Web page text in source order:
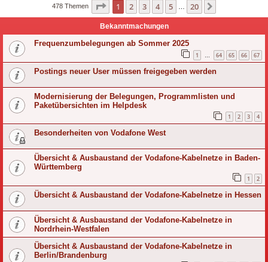
478 Themen Seite 1von 20
1 2 3 4 5 20
Bekanntmachungen
Frequenzumbelegungen ab Sommer 2025
1 … 64 65 66 67
Postings neuer User müssen freigegeben werden
Modernisierung der Belegungen, Programmlisten und
Paketübersichten im Helpdesk
1 2 3 4
Besonderheiten von Vodafone West
Übersicht & Ausbaustand der Vodafone-Kabelnetze in Baden-
Württemberg
1 2
Übersicht & Ausbaustand der Vodafone-Kabelnetze in Hessen
Übersicht & Ausbaustand der Vodafone-Kabelnetze in
Nordrhein-Westfalen
Übersicht & Ausbaustand der Vodafone-Kabelnetze in
Berlin/Brandenburg